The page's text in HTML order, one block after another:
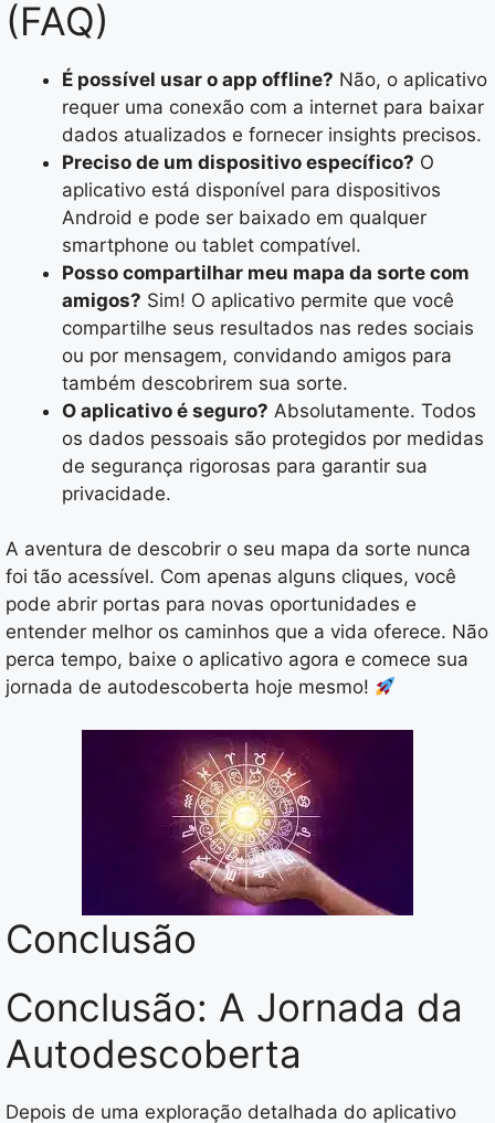
(FAQ)
É possível usar o app offline? Não, o aplicativo
requer uma conexão com a internet para baixar
dados atualizados e fornecer insights precisos.
Preciso de um dispositivo específico? O
aplicativo está disponível para dispositivos
Android e pode ser baixado em qualquer
smartphone ou tablet compatível.
Posso compartilhar meu mapa da sorte com
amigos? Sim! O aplicativo permite que você
compartilhe seus resultados nas redes sociais
ou por mensagem, convidando amigos para
também descobrirem sua sorte.
O aplicativo é seguro? Absolutamente. Todos
os dados pessoais são protegidos por medidas
de segurança rigorosas para garantir sua
privacidade.
A aventura de descobrir o seu mapa da sorte nunca
foi tão acessível. Com apenas alguns cliques, você
pode abrir portas para novas oportunidades e
entender melhor os caminhos que a vida oferece. Não
perca tempo, baixe o aplicativo agora e comece sua
jornada de autodescoberta hoje mesmo!
Conclusão
Conclusão: A Jornada da
Autodescoberta
Depois de uma exploração detalhada do aplicativo